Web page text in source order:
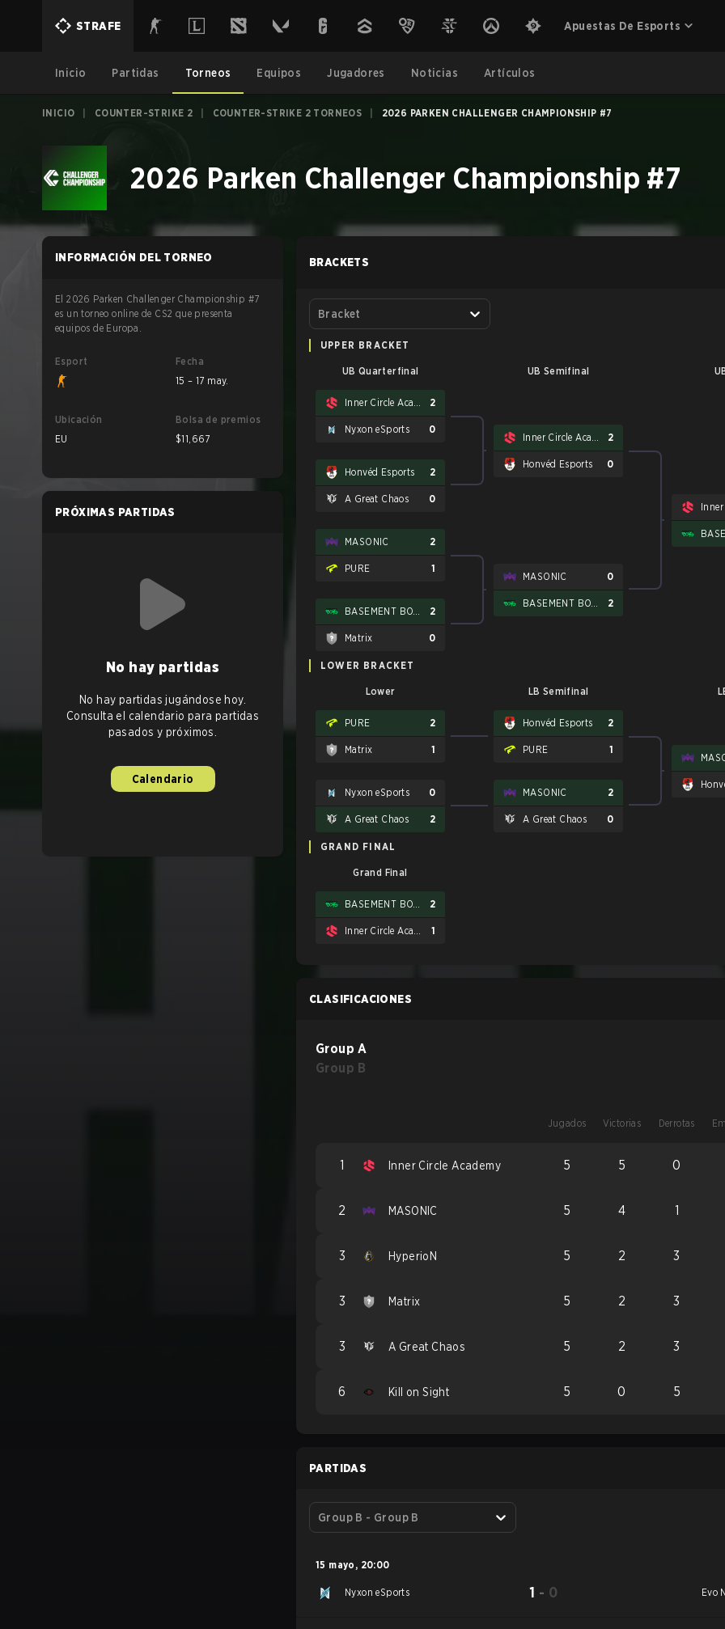
STRAFE Apuestas De Esports
Inicio Partidas Torneos Equipos Jugadores Noticias Artículos
INICIO COUNTER-STRIKE 2 COUNTER-STRIKE 2 TORNEOS 2026 PARKEN CHALLENGER CHAMPIONSHIP #7
2026 Parken Challenger Championship #7
INFORMACIÓN DEL TORNEO
El 2026 Parken Challenger Championship #7
es un torneo online de CS2 que presenta
equipos de Europa.
Esport
Fecha
15 – 17 may.
Ubicación
EU
Bolsa de premios
$11,667
PRÓXIMAS PARTIDAS
No hay partidas
No hay partidas jugándose hoy.
Consulta el calendario para partidas
pasados y próximos.
Calendario
BRACKETS
Bracket
UPPER BRACKET
UB Quarterfinal UB Semifinal
2
Nyxon eSports 0
Honvéd Esports 2
A Great Chaos 0
MASONIC 2
PURE 1
2
Matrix 0
2
Honvéd Esports 0
MASONIC 0
2
LOWER BRACKET
Lower LB Semifinal
PURE 2
Matrix 1
Nyxon eSports 0
A Great Chaos 2
Honvéd Esports 2
PURE 1
MASONIC 2
A Great Chaos 0
GRAND FINAL
Grand Final
2
1
CLASIFICACIONES
Group A
Group B
Jugados Victorias Derrotas
1 Inner Circle Academy 5 5 0
2 MASONIC 5 4 1
3 HyperioN 5 2 3
3 Matrix 5 2 3
3 A Great Chaos 5 2 3
6 Kill on Sight 5 0 5
PARTIDAS
Group B - Group B
15 mayo , 20:00
Nyxon eSports 1 - 0 Evo